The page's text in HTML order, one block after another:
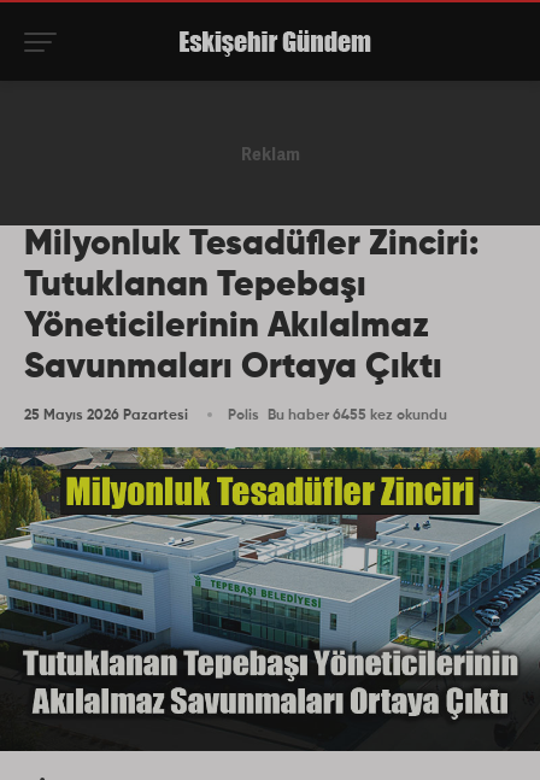
Milyonluk Tesadüfler Zinciri:
Tutuklanan Tepebaşı
Yöneticilerinin Akılalmaz
Savunmaları Ortaya Çıktı
25 Mayıs 2026 Pazartesi Polis Bu haber 6455 kez okundu